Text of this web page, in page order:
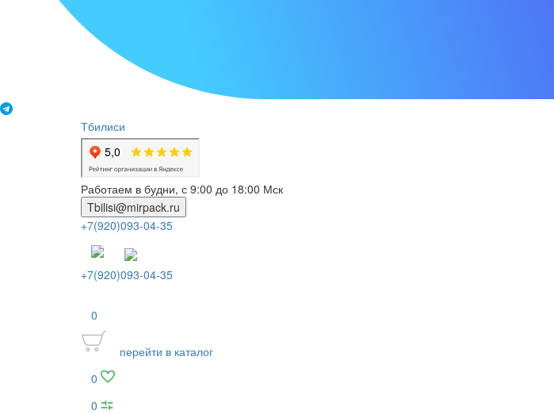
Тбилиси
Работаем в будни, с 9:00 до 18:00 Мск
Tbilisi@mirpack.ru
+7(920)093-04-35
+7(920)093-04-35
0
перейти в каталог
0
0